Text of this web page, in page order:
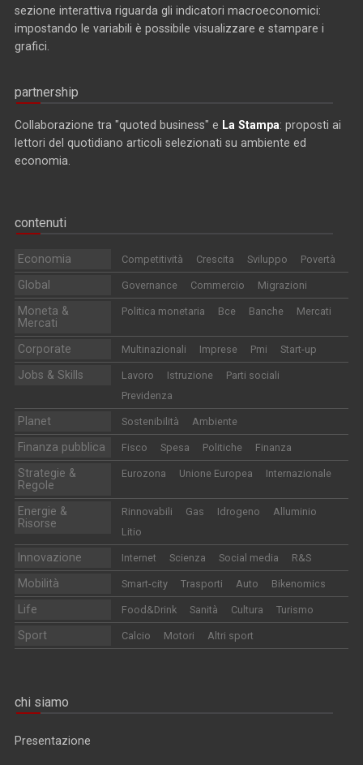
sezione interattiva riguarda gli indicatori macroeconomici:
impostando le variabili è possibile visualizzare e stampare i
grafici.
partnership
Collaborazione tra "quoted business" e La Stampa: proposti ai
lettori del quotidiano articoli selezionati su ambiente ed
economia.
contenuti
Economia Competitività Crescita Sviluppo Povertà
Global Governance Commercio Migrazioni
Moneta &
Mercati
Politica monetaria Bce Banche Mercati
Corporate Multinazionali Imprese Pmi Start-up
Jobs & Skills Lavoro Istruzione
Parti sociali
Previdenza
Planet Sostenibilità Ambiente
Finanza pubblica Fisco Spesa Politiche Finanza
Strategie &
Regole
Eurozona Unione Europea Internazionale
Energie &
Risorse
Rinnovabili Gas Idrogeno
Alluminio
Litio
Innovazione Internet Scienza Social media R&S
Mobilità Smart-city Trasporti Auto Bikenomics
Life Food&Drink Sanità Cultura Turismo
Sport Calcio Motori Altri sport
chi siamo
Presentazione